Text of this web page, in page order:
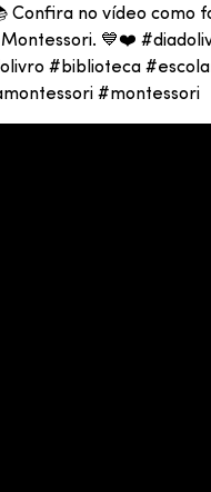
Confira no vídeo como
💙❤️
#biblioteca
#montessori